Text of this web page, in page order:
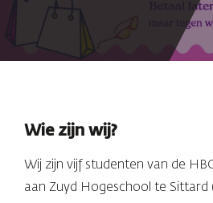
Wie zijn wij?
Wij zijn vijf studenten van de
aan Zuyd Hogeschool te Sittard